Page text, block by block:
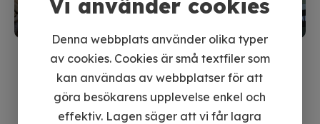
Vi använder cookies
Denna webbplats använder olika typer
av cookies. Cookies är små textfiler som
kan användas av webbplatser för att
göra besökarens upplevelse enkel och
effektiv. Lagen säger att vi får lagra